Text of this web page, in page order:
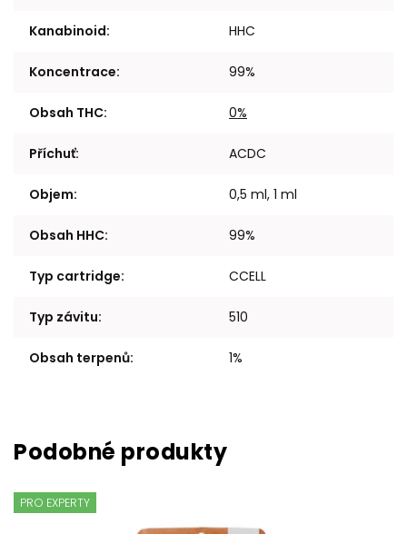
Kanabinoid: HHC
Koncentrace: 99%
Obsah THC: 0%
Příchuť: ACDC
Objem: 0,5 ml, 1 ml
Obsah HHC: 99%
Typ cartridge: CCELL
Typ závitu: 510
Obsah terpenů: 1%
PRO EXPERTY